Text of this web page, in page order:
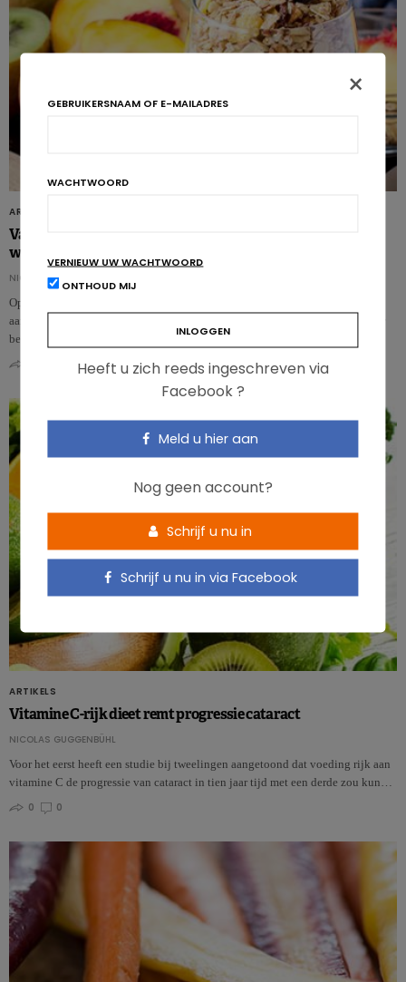
ARTIKELS
Vaste voedingsmiddelen: een sterkere antioxiderende
werking dan dranken
NICOLAS GUGGENBÜHL
Op basis van een in-vitroverteringsmodel heeft een Braziliaans team
aangetoond dat de vaste matrix van een levensmiddel de antioxidanten beter
behoudt dan z…
ARTIKELS
Vitamine C-rijk dieet remt progressie cataract
NICOLAS GUGGENBÜHL
Voor het eerst heeft een studie bij tweelingen aangetoond dat voeding rijk aan
vitamine C de progressie van cataract in tien jaar tijd met een derde zou kun…
0
0
×
GEBRUIKERSNAAM OF E-MAILADRES
WACHTWOORD
VERNIEUW UW WACHTWOORD
ONTHOUD MIJ
Heeft u zich reeds ingeschreven via
Facebook ?
Meld u hier aan
Nog geen account?
Schrijf u nu in
Schrijf u nu in via Facebook